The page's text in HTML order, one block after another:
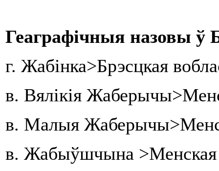
Геаграфічныя назовы ў
г. Жабінка>Брэсцкая
в. Вялікія
в. Малыя
в. Жабыўшчына >Менская